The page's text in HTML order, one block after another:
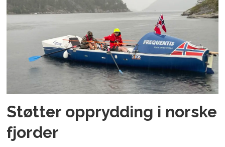
Støtter opprydding i norske
fjorder